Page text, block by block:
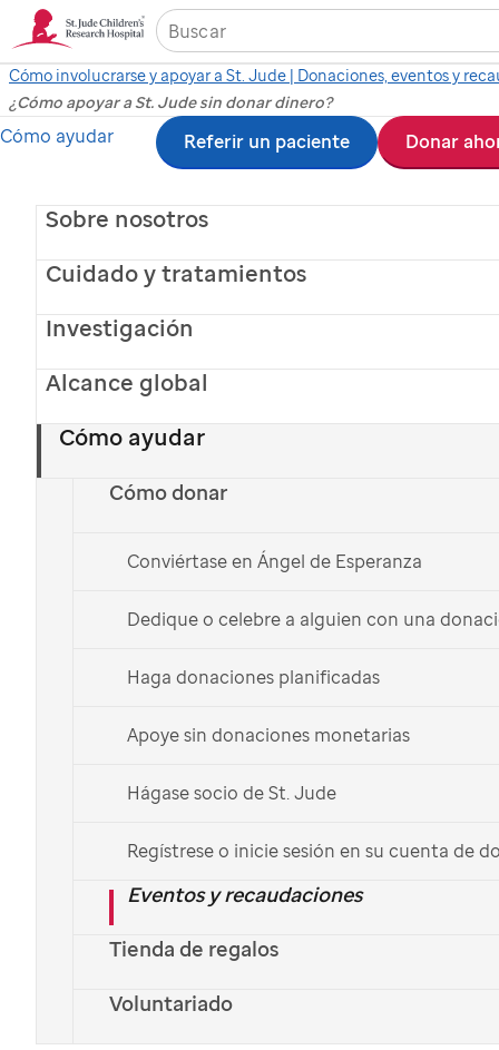
Ir
contenido
Sobre nosotros
Cuidado y tratamientos
Investigación
Alcance global
Cómo ayudar
Cómo donar
Conviértase en Ángel de Esperanza
Dedique o celebre a alguien con una
Haga donaciones planificadas
Apoye sin donaciones monetarias
Hágase socio de St. Jude
Regístrese o inicie sesión en su cuenta de
Eventos y recaudaciones
Tienda de regalos
Voluntariado
Cómo ayudar Referir un paciente Donar
Cómo involucrarse y apoyar a St. Jude | Donaciones, eventos y
¿Cómo apoyar a St. Jude sin donar dinero?
Lizzie, paciente deSt. Jude
Maneras de donar a
sin gastar dinero
¡Donar dinero no es la única manera de ayudar a sus
St. Jude
a curar el cáncer
infantil y otras enfermedades que amenazan las vidas
Explorar maneras de donar
Cómo ayudar a una
organización sin fines de
lucro más allá
de donaciones